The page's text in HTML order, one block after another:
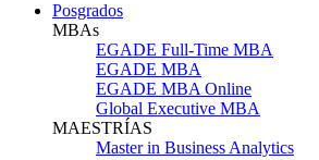
Posgrados
MBAs
EGADE Full-Time MBA
EGADE MBA
EGADE MBA Online
Global Executive MBA
MAESTRÍAS
Master in Business Analytics